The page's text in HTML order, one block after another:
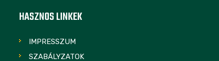
HASZNOS LINKEK
IMPRESSZUM
SZABÁLYZATOK